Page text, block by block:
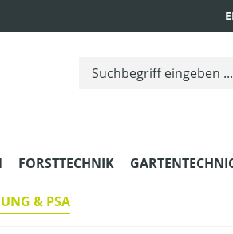
FORSTTECHNIK
& PSA